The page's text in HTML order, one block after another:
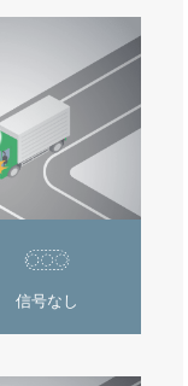
信号なし